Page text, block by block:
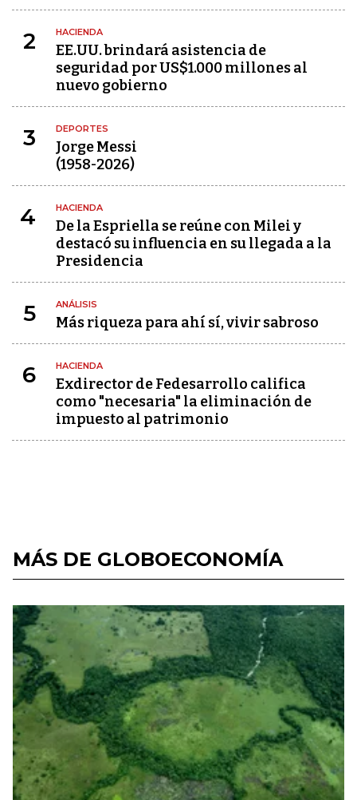
2 HACIENDA
EE.UU. brindará asistencia de
seguridad por US$1.000 millones al
nuevo gobierno
3 DEPORTES
Jorge Messi
(1958-2026)
4 HACIENDA
De la Espriella se reúne con Milei y
destacó su influencia en su llegada a la
Presidencia
5 ANÁLISIS
Más riqueza para ahí sí, vivir sabroso
6 HACIENDA
Exdirector de Fedesarrollo califica
como "necesaria" la eliminación de
impuesto al patrimonio
MÁS DE GLOBOECONOMÍA